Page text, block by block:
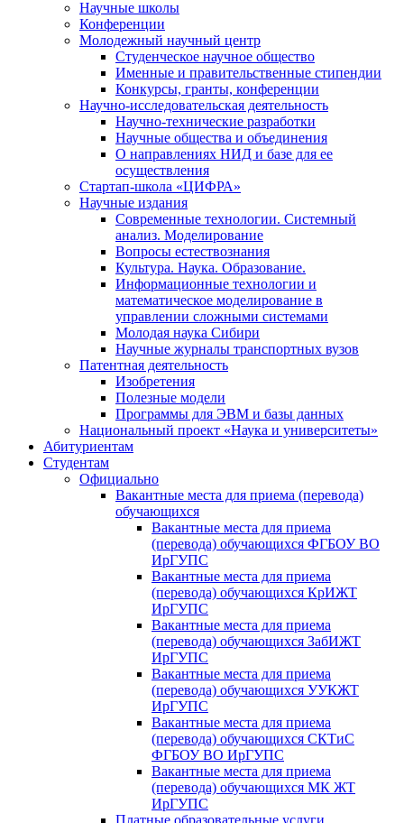
Научные школы
Конференции
Молодежный научный центр
Студенческое научное общество
Именные и правительственные стипендии
Конкурсы, гранты, конференции
Научно-исследовательская деятельность
Научно-технические разработки
Научные общества и объединения
О направлениях НИД и базе для ее
осуществления
Стартап-школа «ЦИФРА»
Научные издания
Современные технологии. Системный
анализ. Моделирование
Вопросы естествознания
Культура. Наука. Образование.
Информационные технологии и
математическое моделирование в
управлении сложными системами
Молодая наука Сибири
Научные журналы транспортных вузов
Патентная деятельность
Изобретения
Полезные модели
Программы для ЭВМ и базы данных
Национальный проект «Наука и университеты»
Абитуриентам
Студентам
Официально
Вакантные места для приема (перевода)
обучающихся
Вакантные места для приема
(перевода) обучающихся ФГБОУ ВО
ИрГУПС
Вакантные места для приема
(перевода) обучающихся КрИЖТ
ИрГУПС
Вакантные места для приема
(перевода) обучающихся ЗабИЖТ
ИрГУПС
Вакантные места для приема
(перевода) обучающихся УУКЖТ
ИрГУПС
Вакантные места для приема
(перевода) обучающихся СКТиС
ФГБОУ ВО ИрГУПС
Вакантные места для приема
(перевода) обучающихся МК ЖТ
ИрГУПС
Платные образовательные услуги